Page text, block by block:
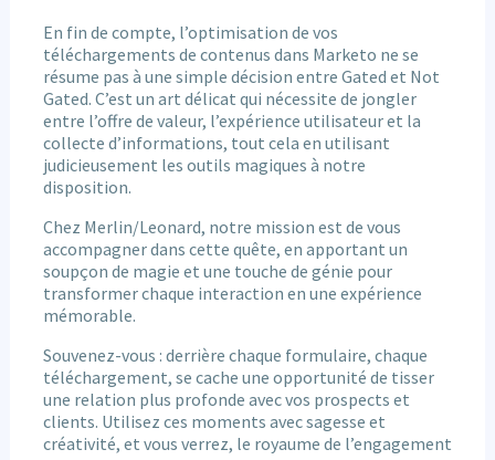
En fin de compte, l’optimisation de vos
téléchargements de contenus dans Marketo ne se
résume pas à une simple décision entre Gated et Not
Gated. C’est un art délicat qui nécessite de jongler
entre l’offre de valeur, l’expérience utilisateur et la
collecte d’informations, tout cela en utilisant
judicieusement les outils magiques à notre
disposition.
Chez Merlin/Leonard, notre mission est de vous
accompagner dans cette quête, en apportant un
soupçon de magie et une touche de génie pour
transformer chaque interaction en une expérience
mémorable.
Souvenez-vous : derrière chaque formulaire, chaque
téléchargement, se cache une opportunité de tisser
une relation plus profonde avec vos prospects et
clients. Utilisez ces moments avec sagesse et
créativité, et vous verrez, le royaume de l’engagement